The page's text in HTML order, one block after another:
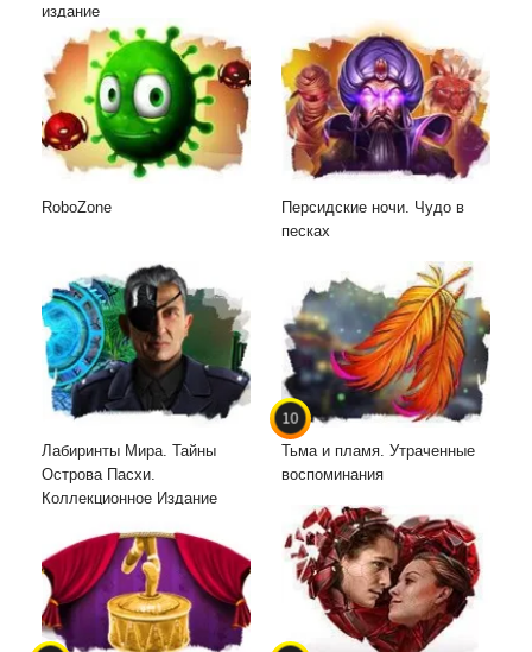
издание
RoboZone
Персидские ночи. Чудо в
песках
Лабиринты Мира. Тайны
Острова Пасхи.
Коллекционное Издание
10
Тьма и пламя. Утраченные
воспоминания